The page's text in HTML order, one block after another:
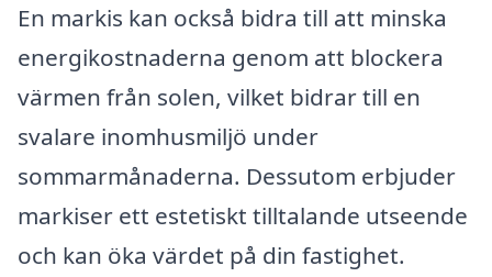
En markis kan också bidra till att minska
energikostnaderna genom att blockera
värmen från solen, vilket bidrar till en
svalare inomhusmiljö under
sommarmånaderna. Dessutom erbjuder
markiser ett estetiskt tilltalande utseende
och kan öka värdet på din fastighet.